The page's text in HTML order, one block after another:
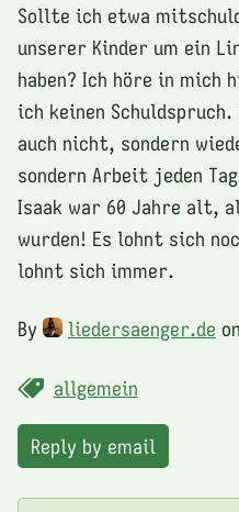
Sollte ich etwa
unserer Kinder um ein
haben? Ich höre in mich
ich keinen
auch nicht, sondern
sondern Arbeit jeden
Isaak war 60 Jahre alt,
wurden! Es lohnt sich
lohnt sich immer.
By liedersaenger.de on
allgemein
Reply by email